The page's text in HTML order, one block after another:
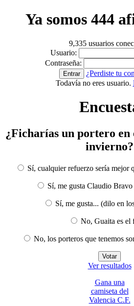
Ya somos 444
9,335 usuarios
Usuario:
Contraseña:
¿Perdiste tu
Todavía no eres usuario.
¿Ficharías un portero en
invierno?
Sí, cualquier refuerzo sería mejor
Sí, me gusta Claudio
Sí, me gusta... (dilo en
No, Guaita es el
No, los porteros que tenemos
Ver resultados
Gana una
camiseta del
Valencia C.F.